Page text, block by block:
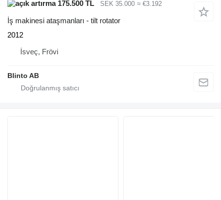
175.500 TL
SEK 35.000 ≈ €3.192
İş makinesi ataşmanları - tilt rotator
2012
İsveç, Frövi
Blinto AB